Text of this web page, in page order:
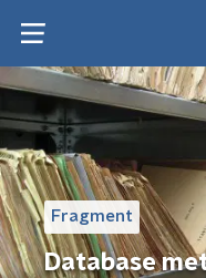
Fragment
Database